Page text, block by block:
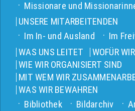
Missionare und
UNSERE MITARBEITENDEN
Im In- und Ausland
Im
WAS UNS LEITET
WOFÜR
WIE WIR ORGANISIERT SIND
MIT WEM WIR
WAS WIR BEWAHREN
Bibliothek
Bildarchiv